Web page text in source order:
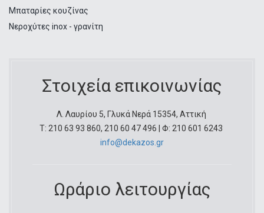
Μπαταρίες κουζίνας
Νεροχύτες inox - γρανίτη
Στοιχεία επικοινωνίας
Λ. Λαυρίου 5, Γλυκά Νερά 15354, Αττική
Τ: 210 63 93 860, 210 60 47 496 | Φ: 210 601 6243
info@dekazos.gr
Ωράριο λειτουργίας